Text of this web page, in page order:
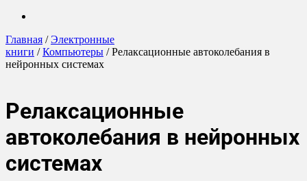
Главная / Электронные
книги /Компьютеры / Релаксационные автоколебания в
нейронных системах
Релаксационные
автоколебания в нейронных
системах